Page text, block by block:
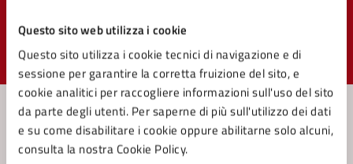
Questo sito web utilizza i cookie
Questo sito utilizza i cookie tecnici di navigazione e di
sessione per garantire la corretta fruizione del sito, e
cookie analitici per raccogliere informazioni sull'uso del sito
da parte degli utenti. Per saperne di più sull'utilizzo dei dati
e su come disabilitare i cookie oppure abilitarne solo alcuni,
consulta la nostra Cookie Policy.
Valuta 5 stelle su 5
Valuta 4 stelle su 5
Valuta 3 stelle su 5
Valuta 2 stelle su 5
Valuta 1 stelle su 5
Contatta il comune